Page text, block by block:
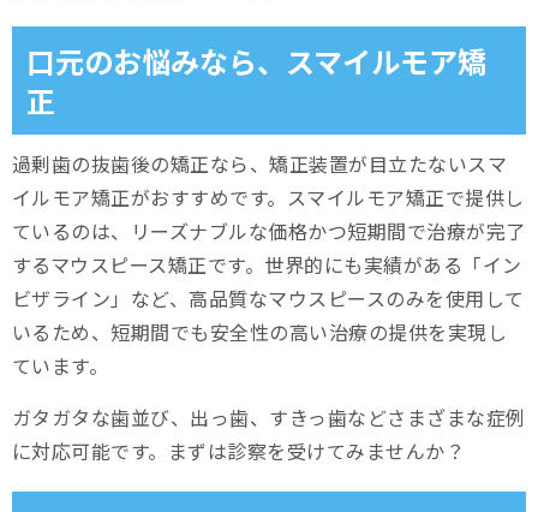
口元のお悩みなら、スマイルモア矯
正
過剰歯の抜歯後の矯正なら、矯正装置が目立たないスマ
イルモア矯正がおすすめです。スマイルモア矯正で提供し
ているのは、リーズナブルな価格かつ短期間で治療が完了
するマウスピース矯正です。世界的にも実績がある「イン
ビザライン」など、高品質なマウスピースのみを使用して
いるため、短期間でも安全性の高い治療の提供を実現し
ています。
ガタガタな歯並び、出っ歯、すきっ歯などさまざまな症例
に対応可能です。まずは診察を受けてみませんか？